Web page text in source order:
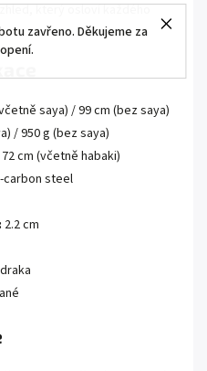
zavřeno. Děkujeme za
který osloví každého
saya) / 99 cm (bez saya)
/ 950 g (bez saya)
72 cm (včetně habaki)
carbon steel
2.2 cm